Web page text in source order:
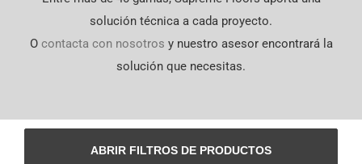
solución técnica a cada proyecto.
O contacta con nosotros y nuestro asesor encontrará la
solución que necesitas.
ABRIR FILTROS DE PRODUCTOS